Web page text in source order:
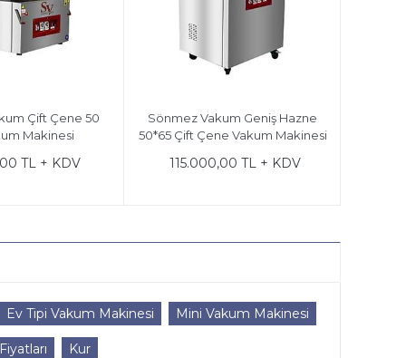
50
Sönmez Vakum Çift Çene 50
Cm Vakum Makinesi
55.000,00 TL + KDV
Sönmez Vakum
50*65 Çift Çene
Ev Tipi Vakum Makinesi Mini Vakum Makinesi
Kur